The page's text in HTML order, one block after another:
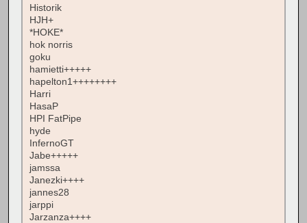
Historik
HJH+
*HOKE*
hok norris
goku
hamietti+++++
hapelton1++++++++
Harri
HasaP
HPI FatPipe
hyde
InfernoGT
Jabe+++++
jamssa
Janezki++++
jannes28
jarppi
Jarzanza++++